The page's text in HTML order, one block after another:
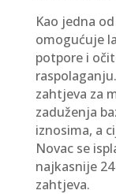
Kao jedna
omogućuje
potpore i
zahtjeva za
zaduženja
iznosima, a
Novac se
najkasnije
zahtjeva.